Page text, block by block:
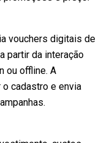
vouchers digitais de
partir da interação
ou offline. A
o cadastro e envia